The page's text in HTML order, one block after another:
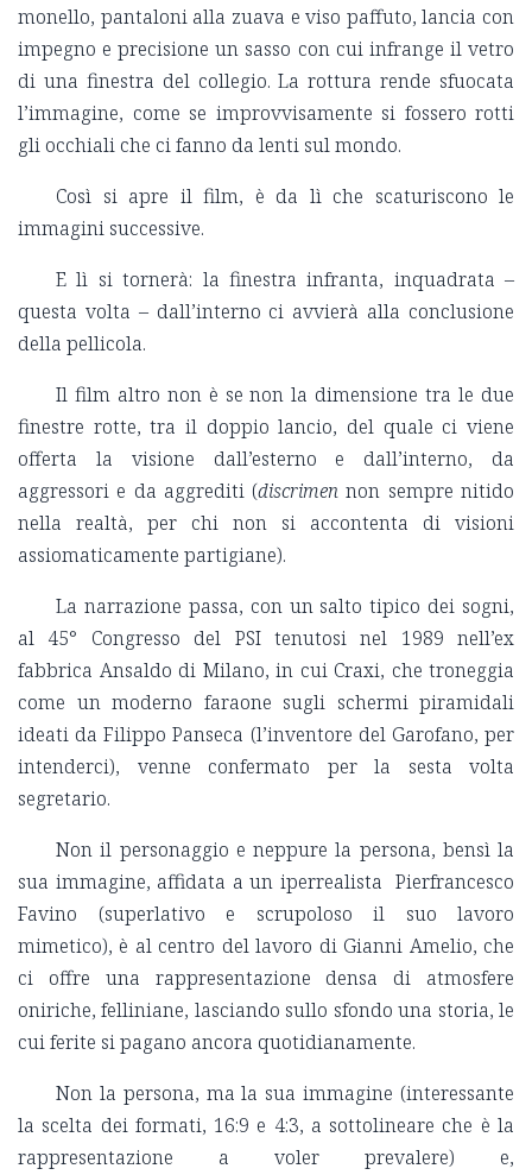
monello, pantaloni alla zuava e viso paffuto, lancia con
impegno e precisione un sasso con cui infrange il vetro
di una finestra del collegio. La rottura rende sfuocata
l’immagine, come se improvvisamente si fossero rotti
gli occhiali che ci fanno da lenti sul mondo.
Così si apre il film, è da lì che scaturiscono le
immagini successive.
E lì si tornerà: la finestra infranta, inquadrata –
questa volta – dall’interno ci avvierà alla conclusione
della pellicola.
Il film altro non è se non la dimensione tra le due
finestre rotte, tra il doppio lancio, del quale ci viene
offerta la visione dall’esterno e dall’interno, da
aggressori e da aggrediti (discrimen non sempre nitido
nella realtà, per chi non si accontenta di visioni
assiomaticamente partigiane).
La narrazione passa, con un salto tipico dei sogni,
al 45° Congresso del PSI tenutosi nel 1989 nell’ex
fabbrica Ansaldo di Milano, in cui Craxi, che troneggia
come un moderno faraone sugli schermi piramidali
ideati da Filippo Panseca (l’inventore del Garofano, per
intenderci), venne confermato per la sesta volta
segretario.
Non il personaggio e neppure la persona, bensì la
sua immagine, affidata a un iperrealista Pierfrancesco
Favino (superlativo e scrupoloso il suo lavoro
mimetico), è al centro del lavoro di Gianni Amelio, che
ci offre una rappresentazione densa di atmosfere
oniriche, felliniane, lasciando sullo sfondo una storia, le
cui ferite si pagano ancora quotidianamente.
Non la persona, ma la sua immagine (interessante
la scelta dei formati, 16:9 e 4:3, a sottolineare che è la
rappresentazione a voler prevalere) e,